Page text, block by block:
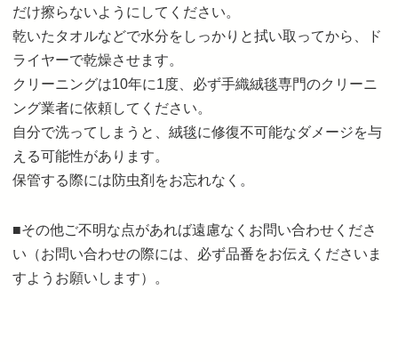
だけ擦らないようにしてください。
乾いたタオルなどで水分をしっかりと拭い取ってから、ド
ライヤーで乾燥させます。
クリーニングは10年に1度、必ず手織絨毯専門のクリーニ
ング業者に依頼してください。
自分で洗ってしまうと、絨毯に修復不可能なダメージを与
える可能性があります。
保管する際には防虫剤をお忘れなく。
■その他ご不明な点があれば遠慮なくお問い合わせくださ
い（お問い合わせの際には、必ず品番をお伝えくださいま
すようお願いします）。